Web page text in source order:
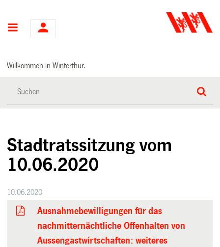
Hauptnavigation
Willkommen in Winterthur.
Stadtratssitzung vom
10.06.2020
10.06.2020
Ausnahmebewilligungen für das
nachmitternächtliche Offenhalten von
Aussengastwirtschaften: weiteres